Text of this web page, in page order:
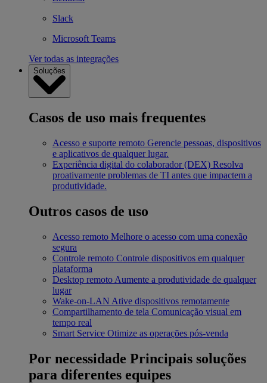
Slack
Microsoft Teams
Ver todas as integrações
Soluções
Casos de uso mais frequentes
Acesso e suporte remoto Gerencie pessoas, dispositivos
e aplicativos de qualquer lugar.
Experiência digital do colaborador (DEX) Resolva
proativamente problemas de TI antes que impactem a
produtividade.
Outros casos de uso
Acesso remoto Melhore o acesso com uma conexão
segura
Controle remoto Controle dispositivos em qualquer
plataforma
Desktop remoto Aumente a produtividade de qualquer
lugar
Wake-on-LAN Ative dispositivos remotamente
Compartilhamento de tela Comunicação visual em
tempo real
Smart Service Otimize as operações pós-venda
Por necessidade Principais soluções
para diferentes equipes